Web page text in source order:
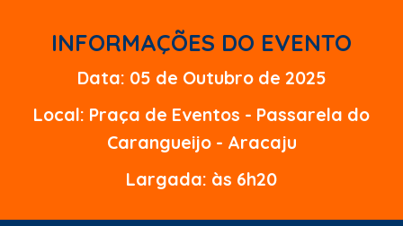
INFORMAÇÕES DO EVENTO
Data: 05 de Outubro de 2025
Local: Praça de Eventos - Passarela do
Carangueijo - Aracaju
Largada: às 6h20